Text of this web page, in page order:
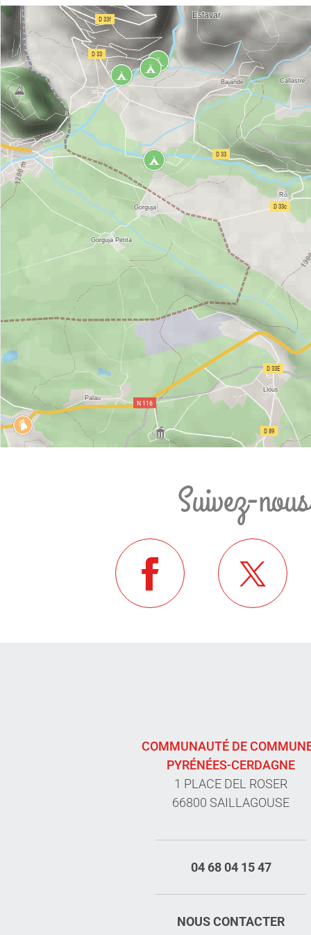
Suivez-
COMMUNAUTÉ DE
PYRÉNÉES-CERDAGNE
1 PLACE DEL ROSER
66800 SAILLAGOUSE
04 68 04 15 47
NOUS CONTACTER